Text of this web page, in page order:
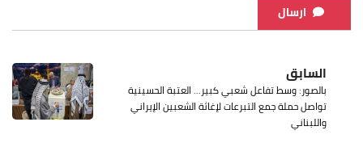
ارسال
السابق
بالصور: وسط تفاعل شعبي كبير... العتبة الحسينية
تواصل حملة جمع التبرعات لإغاثة الشعبين الإيراني
واللبناني